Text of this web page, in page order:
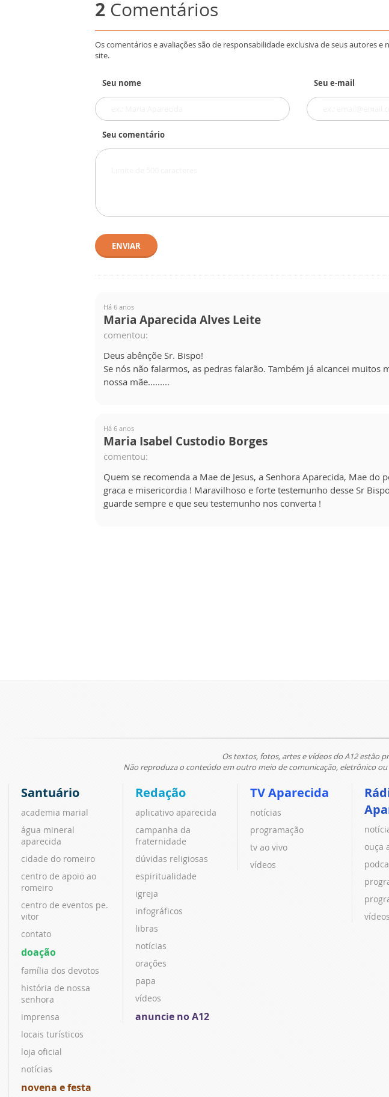
2 Comentários
Os comentários e avaliações são de responsabilidade exclusiva de seus autores
site.
Seu nome Seu e-mail
Seu comentário
ENVIAR
Há 6 anos
Maria Aparecida Alves Leite
comentou:
Deus abênçõe Sr. Bispo!
Se nós não falarmos, as pedras falarão. Também já alcancei muitos
nossa mãe.........
Há 6 anos
Maria Isabel Custodio Borges
comentou:
Quem se recomenda a Mae de Jesus, a Senhora Aparecida, Mae do
graca e misericordia ! Maravilhoso e forte testemunho desse Sr
guarde sempre e que seu testemunho nos converta !
Os textos, fotos, artes e vídeos do A12 estão
Não reproduza o conteúdo em outro meio de comunicação, eletrônico
Santuário
academia marial
água mineral
aparecida
cidade do romeiro
centro de apoio ao
romeiro
centro de eventos pe.
vitor
contato
doação
família dos devotos
história de nossa
senhora
imprensa
locais turísticos
loja oficial
notícias
novena e festa
Redação
aplicativo aparecida
campanha da
fraternidade
dúvidas religiosas
espiritualidade
igreja
infográficos
libras
notícias
orações
papa
vídeos
anuncie no A12
TV Aparecida
notícias
programação
tv ao vivo
vídeos
ouça
vídeos